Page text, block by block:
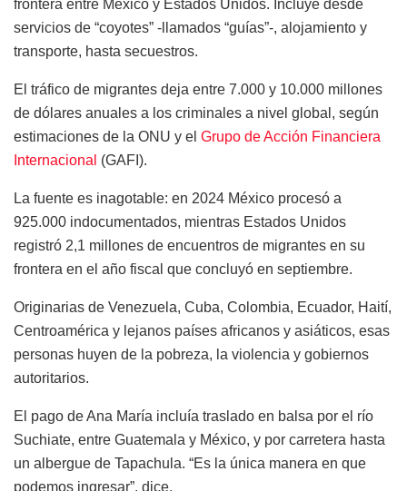
frontera entre México y Estados Unidos. Incluye desde
servicios de “coyotes” -llamados “guías”-, alojamiento y
transporte, hasta secuestros.
El tráfico de migrantes deja entre 7.000 y 10.000 millones
de dólares anuales a los criminales a nivel global, según
estimaciones de la ONU y el Grupo de Acción Financiera
Internacional (GAFI).
La fuente es inagotable: en 2024 México procesó a
925.000 indocumentados, mientras Estados Unidos
registró 2,1 millones de encuentros de migrantes en su
frontera en el año fiscal que concluyó en septiembre.
Originarias de Venezuela, Cuba, Colombia, Ecuador, Haití,
Centroamérica y lejanos países africanos y asiáticos, esas
personas huyen de la pobreza, la violencia y gobiernos
autoritarios.
El pago de Ana María incluía traslado en balsa por el río
Suchiate, entre Guatemala y México, y por carretera hasta
un albergue de Tapachula. “Es la única manera en que
podemos ingresar”, dice.